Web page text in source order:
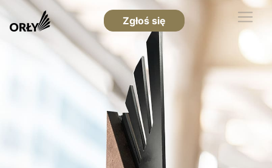
Zgłoś się